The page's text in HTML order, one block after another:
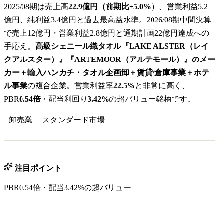
2025/08期は売上高22.9億円（前期比+5.0%）
、営業利益5.2
億円、純利益3.4億円と過去最高益水準。2026/08期中間決算
で売上12億円・営業利益2.8億円と通期計画22億円達成への
手応え。 高級シェニール織タオル『LAKE ALSTER（レイ
クアルスター）』『ARTEMOOR（アルテモール）』のメー
カー＋輸入ハンカチ・タオル企画卸＋賃貸/倉庫事業＋ホテ
ル事業の複合企業。営業利益率22.5%と非常に高く、
PBR0.54倍・配当利回り 3.42%の超バリュー銘柄です。
卸売業 スタンダード市場
注目ポイント
PBR0.54倍・配当3.42%の超バリュー